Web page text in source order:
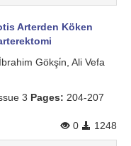
Arterden Köken
Gökşi̇n, Ali Vefa
3 Pages: 204-207
0
1248